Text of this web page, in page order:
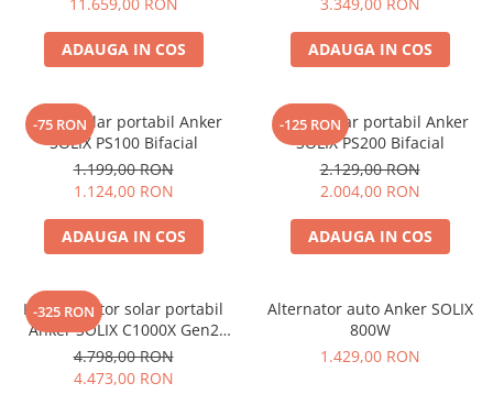
Incarcatoare solare MPPT
Incarcatoare solare PWM
Interfete si cabluri
Cabluri pentru echipamente
fotovoltaice
Protectii si izolatoare de baterii
Monitorizare si control
Invertoare Off-grid
Incarcatoare de retea
Acumulatori de stocare
ADAUGA IN COS ADAUGA IN COS
-75 RON
Panou solar portabil Anker
SOLIX PS100 Bifacial
1.199,00 RON
1.124,00 RON
ADAUGA IN COS
-125 RON
Panou solar portabil Anker
SOLIX PS200 Bifacial
2.129,00 RON
2.004,00 RON
ADAUGA IN COS
-325 RON
Kit generator solar portabil
Anker SOLIX C1000X Gen2
2000W 1024Wh + panou 100W
4.798,00 RON
4.473,00 RON
Alternator auto Anker SOLIX
800W
1.429,00 RON